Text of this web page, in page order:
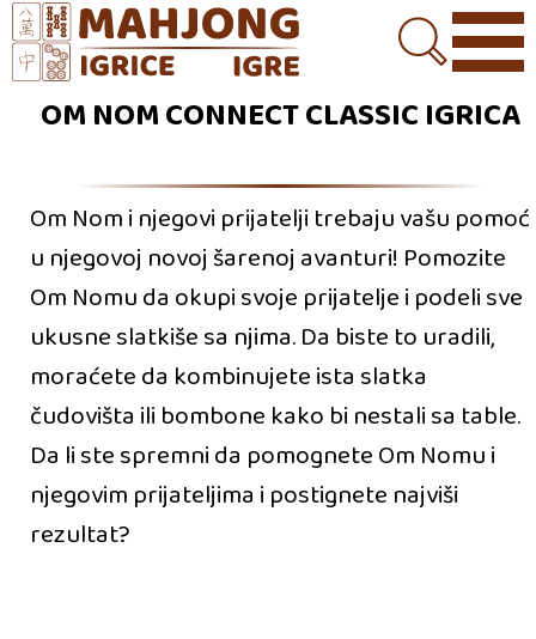
OM NOM CONNECT CLASSIC IGRICA
Om Nom i njegovi prijatelji trebaju vašu pomoć
u njegovoj novoj šarenoj avanturi! Pomozite
Om Nomu da okupi svoje prijatelje i podeli sve
ukusne slatkiše sa njima. Da biste to uradili,
moraćete da kombinujete ista slatka
čudovišta ili bombone kako bi nestali sa table.
Da li ste spremni da pomognete Om Nomu i
njegovim prijateljima i postignete najviši
rezultat?